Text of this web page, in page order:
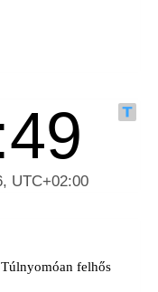
Túlnyomóan felhős